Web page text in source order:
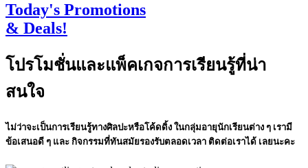
Today's Promotions
& Deals!
โปรโมชั่นและแพ็คเกจการเรียนรู้ที่น่า
สนใจ
ไม่ว่าจะเป็นการเรียนรู้ทางศิลปะหรือโค้ดดิ้ง ในกลุ่มอายุนักเรียนต่าง ๆ เรามี
ข้อเสนอดี ๆ และ กิจกรรมที่ทันสมัยรองรับตลอดเวลา ติดต่อเราได้ เลยนะคะ